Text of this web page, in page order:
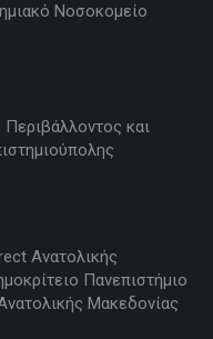
Νοσοκομείο
Περιβάλλοντος και
Ανατολικής
Πανεπιστήμιο
Μακεδονίας